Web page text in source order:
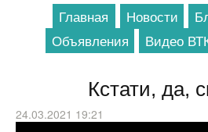
Главная Новости
Объявления
Видео
Кстати, да,
24.03.2021 19:21